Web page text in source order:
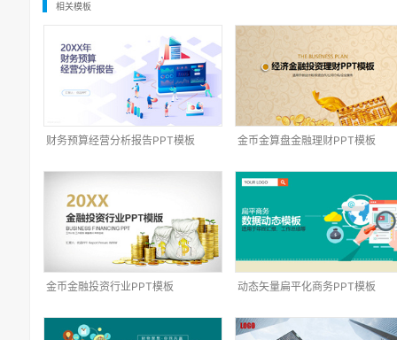
相关模板
财务预算经营分析报告PPT模板 金币金算盘金融理财PPT模板
金币金融投资行业PPT模板 动态矢量扁平化商务PPT模板